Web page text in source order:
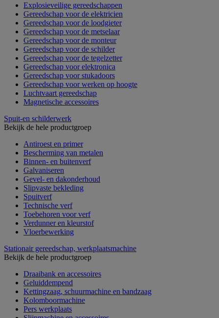
Explosieveilige gereedschappen
Gereedschap voor de elektricien
Gereedschap voor de loodgieter
Gereedschap voor de metselaar
Gereedschap voor de monteur
Gereedschap voor de schilder
Gereedschap voor de tegelzetter
Gereedschap voor elektronica
Gereedschap voor stukadoors
Gereedschap voor werken op hoogte
Luchtvaart gereedschap
Magnetische accessoires
Spuit-en schilderwerk
Bekijk de hele productgroep
Antiroest en primer
Bescherming van metalen
Binnen- en buitenverf
Galvaniseren
Gevel- en dakonderhoud
Slipvaste bekleding
Spuitverf
Technische verf
Toebehoren voor verf
Verdunner en kleurstof
Vloerbewerking
Stationair gereedschap, werkplaatsmachine
Bekijk de hele productgroep
Draaibank en accessoires
Geluiddempend
Kettingzaag, schuurmachine en bandzaag
Kolomboormachine
Pers werkplaats